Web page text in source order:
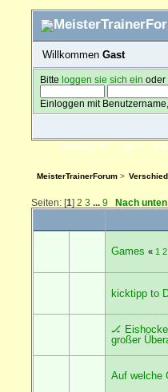
Willkommen Gast
Bitteloggen sie sich ein oder
Einloggen mit
ÜBERSICHT HILFE
MeisterTrainerForum>
Seiten: [1]2 3 ...9
Nach unten
Games « 1 2
kicktipp to
🏒
großer
Auf welche